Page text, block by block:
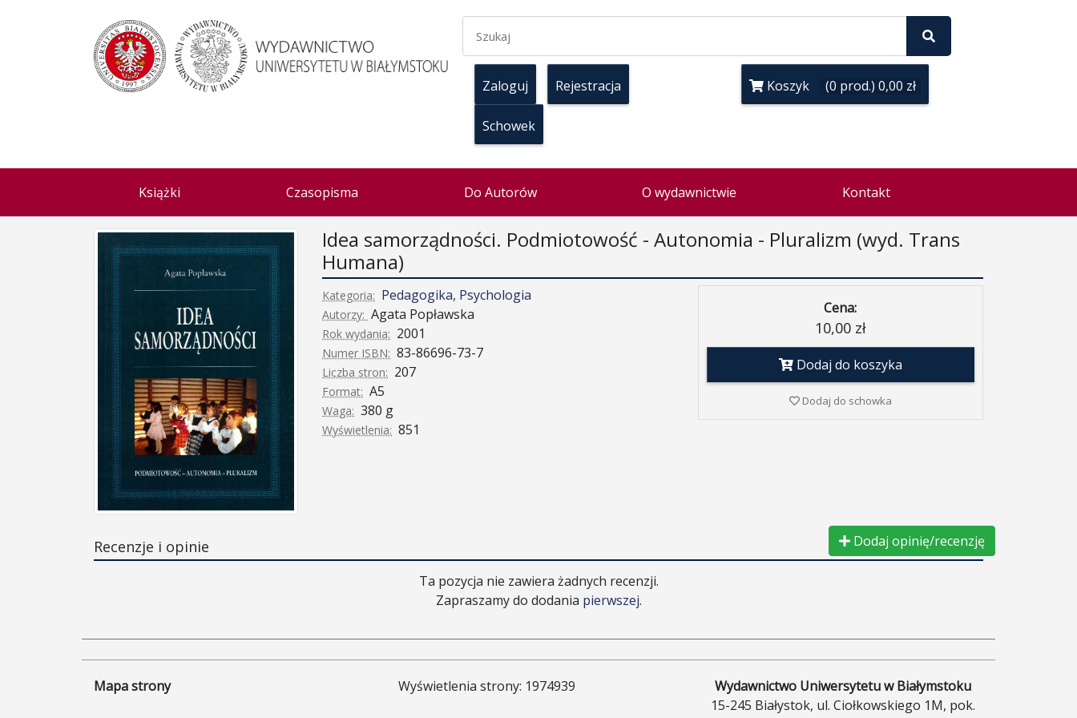
Zaloguj Rejestracja
Schowek
Koszyk (0 prod.) 0,00 zł
Książki Czasopisma Do Autorów O wydawnictwie Kontakt
Idea samorządności. Podmiotowość - Autonomia - Pluralizm (wyd. Trans
Humana)
Kategoria: Pedagogika, Psychologia
Autorzy: Agata Popławska
Rok wydania: 2001
Numer ISBN: 83-86696-73-7
Liczba stron: 207
Format: A5
Waga: 380 g
Wyświetlenia: 851
Cena:
10,00 zł
Dodaj do koszyka
Dodaj do schowka
Recenzje i opinie Dodaj opinię/recenzję
Ta pozycja nie zawiera żadnych recenzji.
Zapraszamy do dodania pierwszej.
Mapa strony Wyświetlenia strony: 1974939
Wydawnictwo Uniwersytetu w Białymstoku
15-245 Białystok, ul. Ciołkowskiego 1M, pok.